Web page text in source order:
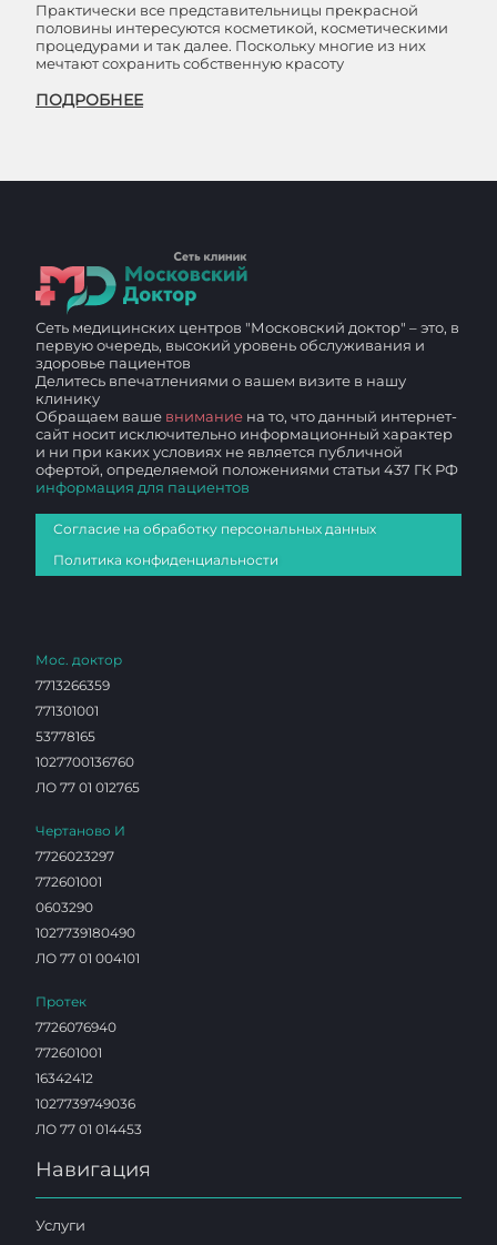
Практически все представительницы прекрасной
половины интересуются косметикой, косметическими
процедурами и так далее. Поскольку многие из них
мечтают сохранить собственную красоту
ПОДРОБНЕЕ
Сеть медицинских центров "Московский доктор" – это, в
первую очередь, высокий уровень обслуживания и
здоровье пациентов
Делитесь впечатлениями о вашем визите в нашу
клинику
Обращаем ваше внимание на то, что данный интернет-
сайт носит исключительно информационный характер
и ни при каких условиях не является публичной
офертой, определяемой положениями статьи 437 ГК РФ
информация для пациентов
Согласие на обработку персональных данных
Политика конфиденциальности
Мос. доктор
7713266359
771301001
53778165
1027700136760
ЛО 77 01 012765
Чертаново И
7726023297
772601001
0603290
1027739180490
ЛО 77 01 004101
Протек
7726076940
772601001
16342412
1027739749036
ЛО 77 01 014453
Навигация
Услуги